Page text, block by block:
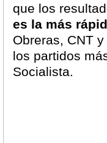
que los
es la más
Obreras, CNT
los partidos
Socialista.